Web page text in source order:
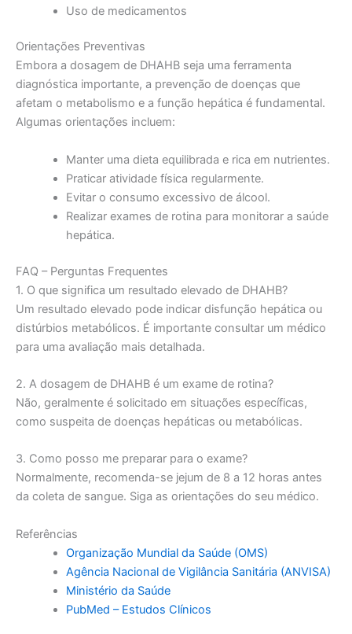
Uso de medicamentos
Orientações Preventivas
Embora a dosagem de DHAHB seja uma ferramenta
diagnóstica importante, a prevenção de doenças que
afetam o metabolismo e a função hepática é fundamental.
Algumas orientações incluem:
Manter uma dieta equilibrada e rica em nutrientes.
Praticar atividade física regularmente.
Evitar o consumo excessivo de álcool.
Realizar exames de rotina para monitorar a saúde
hepática.
FAQ – Perguntas Frequentes
1. O que significa um resultado elevado de DHAHB?
Um resultado elevado pode indicar disfunção hepática ou
distúrbios metabólicos. É importante consultar um médico
para uma avaliação mais detalhada.
2. A dosagem de DHAHB é um exame de rotina?
Não, geralmente é solicitado em situações específicas,
como suspeita de doenças hepáticas ou metabólicas.
3. Como posso me preparar para o exame?
Normalmente, recomenda-se jejum de 8 a 12 horas antes
da coleta de sangue. Siga as orientações do seu médico.
Referências
Organização Mundial da Saúde (OMS)
Agência Nacional de Vigilância Sanitária (ANVISA)
Ministério da Saúde
PubMed – Estudos Clínicos